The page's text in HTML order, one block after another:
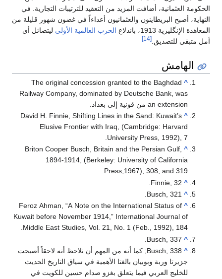
الحكومة العثمانية، أضافت المزيد من التعقيد للترتيبات التجارية. في
النهاية، أصبح البريطاينون والعثمانيون أعداءاً في غضون شهور قليلة من
المعاهدة الإنگليزية 1913، باندلاع
الحرب العالمية الأولى ليتضائل أي
أمل متبقي للتصديق. [14]
الهامش
^
The original concession granted to the Baghdad
Railway Company, dominated by Deutsche Bank, was
an extension من قونية إلى بغداد.
^
David H. Finnie, Shifting Lines in the Sand: Kuwait’s
Elusive Frontier with Iraq, (Cambridge: Harvard
University Press, 1992), 7.
^
Briton Cooper Busch, Britain and the Persian Gulf,
1894-1914, (Berkeley: University of California
Press,1967), 308, and 319.
^
Finnie, 32.
^
Busch, 321.
^
Feroz Ahman, “A Note on the International Status of
Kuwait before November 1914,” International Journal of
Middle East Studies, Vol. 21, No. 1 (Feb., 1992), 184.
^
Busch, 337.
^
Busch, 338; كما أنه من المهم أن نلاحظ أنه لاحقاً أصبحت
جزيرتا وربة وبوبيان بالغتا الأهمية في سياق التاريخ الحديث
للخليج العربي فيما يتعلق بغزو صدام حسين للكويت في